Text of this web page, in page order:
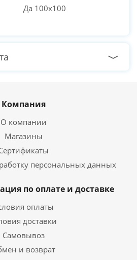
Да 100x100
Компания
О компании
Магазины
персональных данных
по оплате и доставке
оплаты
доставки
Самовывоз
и возврат